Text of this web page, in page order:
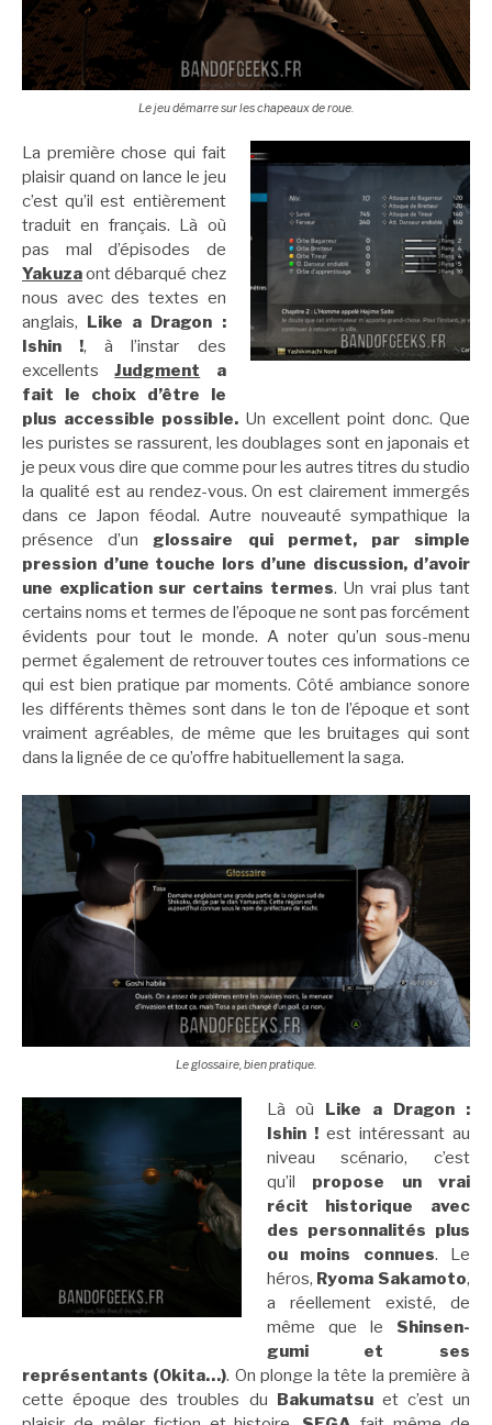
Le jeu démarre sur les chapeaux de roue.
La première chose qui fait
plaisir quand on lance le jeu
c’est qu’il est entièrement
traduit en français. Là où
pas mal d’épisodes de
Yakuzaont débarqué chez
nous avec des textes en
anglais, Like a Dragon :
Ishin !, à l’instar des
excellentsJudgment a
fait le choix d’être le
plus accessible possible. Un excellent point donc. Que
les puristes se rassurent, les doublages sont en japonais et
je peux vous dire que comme pour les autres titres du studio
la qualité est au rendez-vous. On est clairement immergés
dans ce Japon féodal. Autre nouveauté sympathique la
présence d’unglossaire qui permet, par simple
pression d’une touche lors d’une discussion, d’avoir
une explication sur certains termes. Un vrai plus tant
certains noms et termes de l’époque ne sont pas forcément
évidents pour tout le monde. A noter qu’un sous-menu
permet également de retrouver toutes ces informations ce
qui est bien pratique par moments. Côté ambiance sonore
les différents thèmes sont dans le ton de l’époque et sont
vraiment agréables, de même que les bruitages qui sont
dans la lignée de ce qu’offre habituellement la saga.
Le glossaire, bien pratique.
Là où
Like a Dragon :
Ishin ! est intéressant au
niveau scénario, c’est
qu’il propose un vrai
récit historique avec
des personnalités plus
ou moins connues. Le
héros, Ryoma Sakamoto,
a réellement existé, de
même que le Shinsen-
gumi et ses
représentants (Okita…). On plonge la tête la première à
cette époque des troubles du
Bakumatsuet c’est un